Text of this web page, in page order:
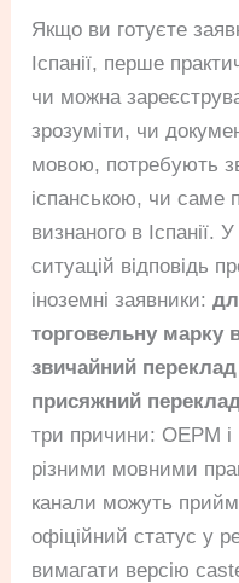
Якщо ви готуєте
Іспанії, перше
чи можна
зрозуміти, чи
мовою, потребують
іспанською, чи саме
визнаного в Іспанії.
ситуацій відповідь
іноземні заявники:
торговельну марку в
звичайний
присяжний
три причини: OEPM
різними мовними
канали можуть
офіційний статус у
вимагати версію